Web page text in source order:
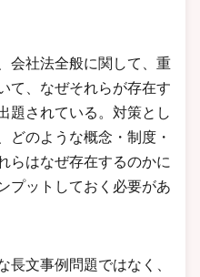
会社法全般に関して、重
て、なぜそれらが存在す
題されている。対策とし
どのような概念・制度・
らはなぜ存在するのかに
プットしておく必要があ
長文事例問題ではなく、